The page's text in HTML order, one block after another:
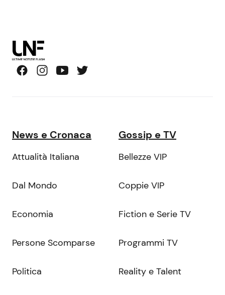
News e Cronaca
Attualità Italiana
Dal Mondo
Economia
Persone Scomparse
Politica
Gossip e TV
Bellezze VIP
Coppie VIP
Fiction e Serie TV
Programmi TV
Reality e Talent